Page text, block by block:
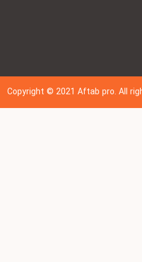
Copyright © 202 1Aftab pro. All